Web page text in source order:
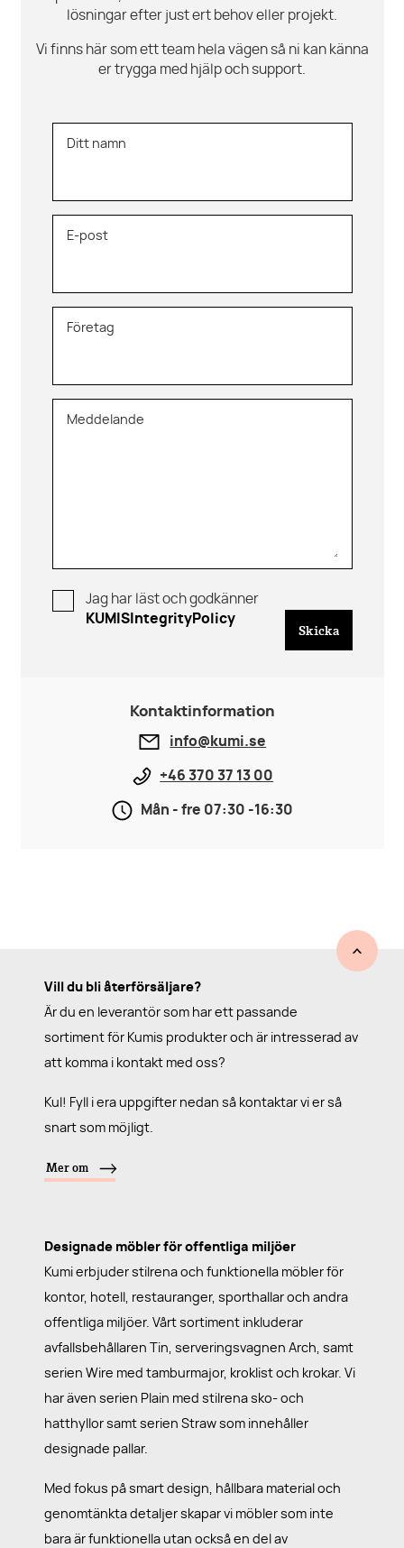
lösningar efter just ert behov eller projekt.
Vi finns här som ett team hela vägen så ni kan känna
er trygga med hjälp och support.
Ditt namn
E-post
Företag
Meddelande
Jag har läst och godkänner
KUMISIntegrityPolicy
Skicka
Kontaktinformation
info@kumi.se
+46 370 37 13 00
Mån - fre 07:30 -16:30
Vill du bli återförsäljare?
Är du en leverantör som har ett passande
sortiment för Kumis produkter och är intresserad av
att komma i kontakt med oss?
Kul! Fyll i era uppgifter nedan så kontaktar vi er så
snart som möjligt.
Mer om
Designade möbler för offentliga miljöer
Kumi erbjuder stilrena och funktionella möbler för
kontor, hotell, restauranger, sporthallar och andra
offentliga miljöer. Vårt sortiment inkluderar
avfallsbehållaren Tin, serveringsvagnen Arch, samt
serien Wire med tamburmajor, kroklist och krokar. Vi
har även serien Plain med stilrena sko- och
hatthyllor samt serien Straw som innehåller
designade pallar.
Med fokus på smart design, hållbara material och
genomtänkta detaljer skapar vi möbler som inte
bara är funktionella utan också en del av